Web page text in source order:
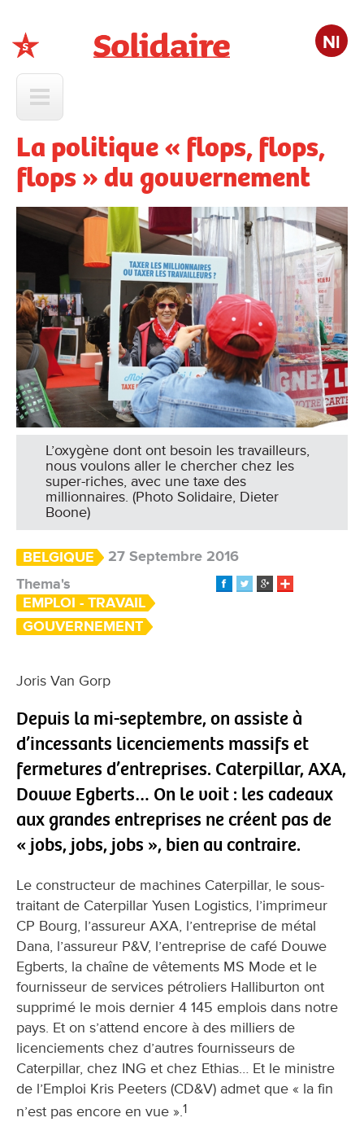
Nl
La politique « flops, flops,
flops » du gouvernement
L’oxygène dont ont besoin les travailleurs,
nous voulons aller le chercher chez les
super-riches, avec une taxe des
millionnaires. (Photo Solidaire, Dieter
Boone)
BELGIQUE
27 Septembre 2016
Thema's
EMPLOI - TRAVAIL
GOUVERNEMENT
​Joris Van Gorp
Depuis la mi-septembre, on assiste à
d’incessants licenciements massifs et
fermetures d’entreprises. Caterpillar, AXA,
Douwe Egberts… On le voit : les cadeaux
aux grandes entreprises ne créent pas de
« jobs, jobs, jobs », bien au contraire.
Le constructeur de machines Caterpillar, le sous-
traitant de Caterpillar Yusen Logistics, l’imprimeur
CP Bourg, l’assureur AXA, l’entreprise de métal
Dana, l’assureur P&V, l’entreprise de café Douwe
Egberts, la chaîne de vêtements MS Mode et le
fournisseur de services pétroliers Halliburton ont
supprimé le mois dernier 4 145 emplois dans notre
pays. Et on s’attend encore à des milliers de
licenciements chez d’autres fournisseurs de
Caterpillar, chez ING et chez Ethias… Et le ministre
de l’Emploi Kris Peeters (CD&V) admet que « la fin
n’est pas encore en vue ».1